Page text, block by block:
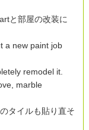
と部屋の改装に
a new paint job
remodel it.
marble
タイルも貼り直そ